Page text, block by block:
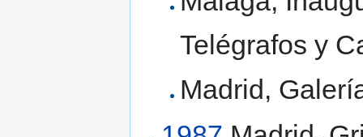
Telégrafos y
Madrid,